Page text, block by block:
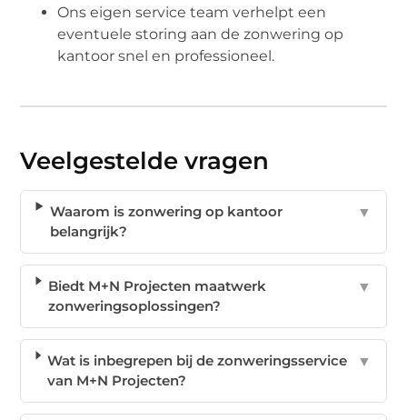
Ons eigen service team verhelpt een
eventuele storing aan de zonwering op
kantoor snel en professioneel.
Veelgestelde vragen
Waarom is zonwering op kantoor
belangrijk?
▼
Biedt M+N Projecten maatwerk
zonweringsoplossingen?
▼
Wat is inbegrepen bij de zonweringsservice
van M+N Projecten?
▼